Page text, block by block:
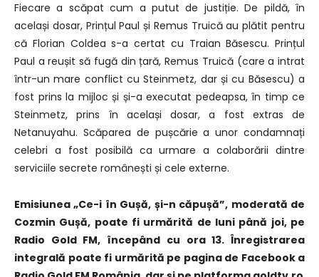
Fiecare a scăpat cum a putut de justiție. De pildă, în
același dosar, Prințul Paul și Remus Truică au plătit pentru
că Florian Coldea s-a certat cu Traian Băsescu. Prințul
Paul a reușit să fugă din țară, Remus Truică (care a intrat
într-un mare conflict cu Steinmetz, dar și cu Băsescu) a
fost prins la mijloc și și-a executat pedeapsa, în timp ce
Steinmetz, prins în același dosar, a fost extras de
Netanuyahu. Scăparea de pușcărie a unor condamnați
celebri a fost posibilă ca urmare a colaborării dintre
serviciile secrete românești și cele externe.
Emisiunea „Ce-i în Gușă, și-n căpușă”, moderată de
Cozmin Gușă, poate fi urmărită de luni până joi, pe
Radio Gold FM, începând cu ora 13. Înregistrarea
integrală poate fi urmărită pe pagina de Facebook a